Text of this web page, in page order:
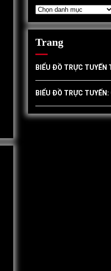
Danh
Trang
BIỂU ĐỒ TRỰC TUYẾN
BIỂU ĐỒ TRỰC